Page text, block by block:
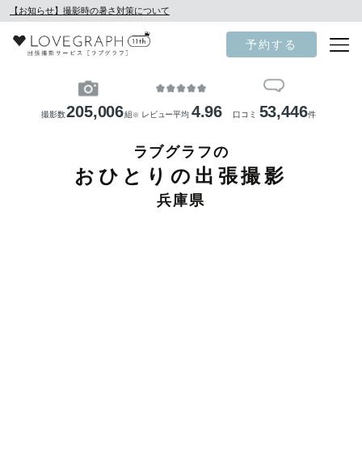
【お知らせ】撮影時の暑さ対策について
予約する
撮影数205,006組 ※ レビュー平均 4.96 口コミ 53,446件
ラブグラフの
おひとりの出張撮影
兵庫県